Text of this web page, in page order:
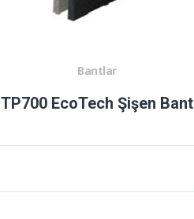
TP700 EcoTech Şişen Bant
Bantlar